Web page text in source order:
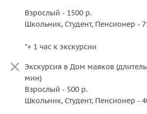
Взрослый - 1500 р.
Школьник, Студент, Пенсионер -
*+ 1 час к экскурсии
Экскурсия в Дом маяков
мин)
Взрослый - 500 р.
Школьник, Студент, Пенсионер -